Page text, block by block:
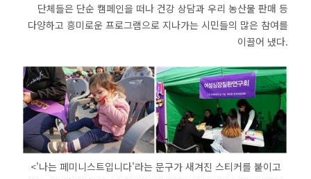
단체들은 단순 캠페인을 떠나 건강 상담과 우리 농산물 판매 등
다양하고 흥미로운 프로그램으로 지나가는 시민들의 많은 참여를
이끌어 냈다.
<'나는 페미니스트입니다'라는 문구가 새겨진 스티커를 붙이고